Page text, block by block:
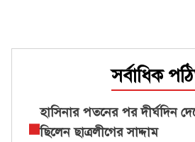
সর্বাধিক
হাসিনার পতনের পর দীর্ঘদিন
ছিলেন ছাত্রলীগের সাদ্দাম